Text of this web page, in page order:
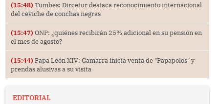
(15:48) Tumbes: Dircetur destaca reconocimiento internacional
del ceviche de conchas negras
(15:47) ONP: ¿quiénes recibirán 25% adicional en su pensión en
el mes de agosto?
(15:44) Papa León XIV: Gamarra inicia venta de "Papapolos" y
prendas alusivas a su visita
EDITORIAL